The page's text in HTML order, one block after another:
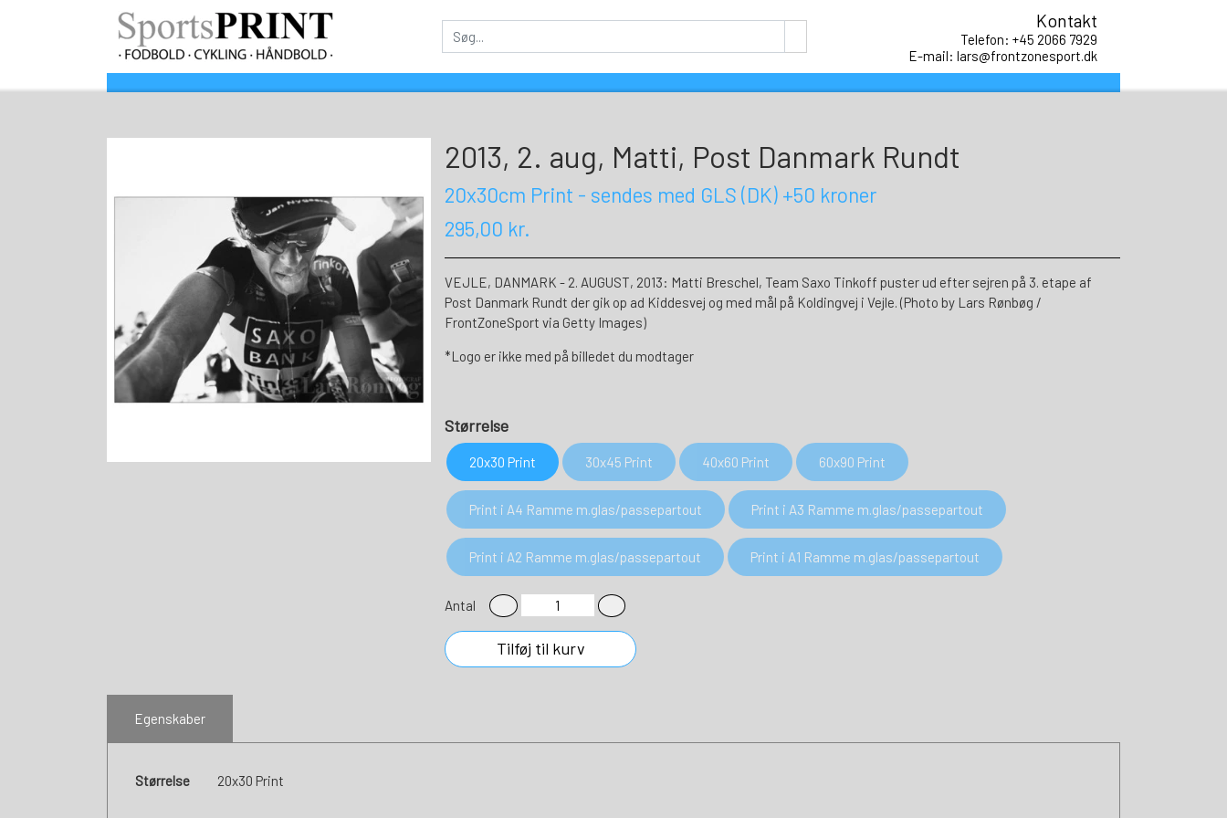
Kontakt
Telefon: +45 2066 7929
E-mail: lars@frontzonesport.dk
2013, 2. aug, Matti, Post Danmark Rundt
20x30cm Print - sendes med GLS (DK) +50 kroner
295,00 kr.
VEJLE, DANMARK - 2. AUGUST, 2013: Matti Breschel, Team Saxo Tinkoff puster ud efter sejren på 3. etape af
Post Danmark Rundt der gik op ad Kiddesvej og med mål på Koldingvej i Vejle. (Photo by Lars Rønbøg /
FrontZoneSport via Getty Images)
*Logo er ikke med på billedet du modtager
Størrelse
20x30 Print 30x45 Print 40x60 Print 60x90 Print
Print i A4 Ramme m.glas/passepartout Print i A3 Ramme m.glas/passepartout
Print i A2 Ramme m.glas/passepartout Print i A1 Ramme m.glas/passepartout
Antal
Tilføj til kurv
Egenskaber
Størrelse 20x30 Print